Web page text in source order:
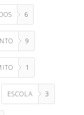
6
9
1
ESCOLA 3